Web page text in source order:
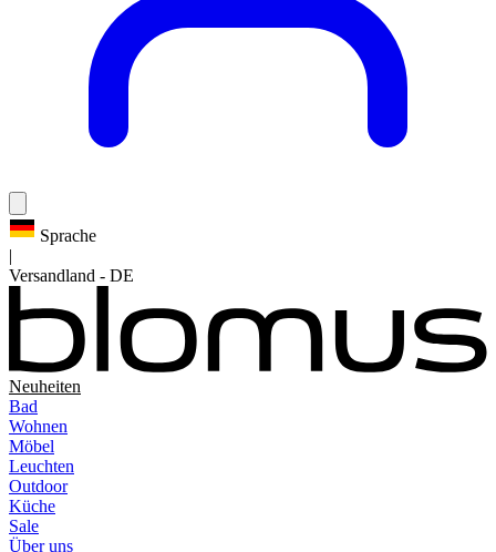
Sprache
|
Versandland - DE
Neuheiten
Bad
Wohnen
Möbel
Leuchten
Outdoor
Küche
Sale
Über uns